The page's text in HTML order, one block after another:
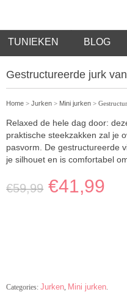
TUNIEKEN BLOG
Gestructureerde jurk
Home >Jurken > Mini jurken >
Relaxed de hele dag door:
praktische steekzakken zal je
pasvorm. De gestructureerde
je silhouet en is comfortabel
€59,99 €41,99
Categories:Jurken Mini jurken